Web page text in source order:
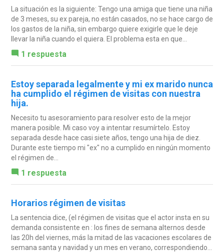
La situación es la siguiente: Tengo una amiga que tiene una niña
de 3 meses, su ex pareja, no están casados, no se hace cargo de
los gastos de la niña, sin embargo quiere exigirle que le deje
llevar la niña cuando el quiera. El problema esta en que...
1 respuesta
Estoy separada legalmente y mi ex marido nunca
ha cumplido el régimen de visitas con nuestra
hija.
Necesito tu asesoramiento para resolver esto de la mejor
manera posible. Mi caso voy a intentar resumírtelo. Estoy
separada desde hace casi siete años, tengo una hija de diez.
Durante este tiempo mi "ex" no a cumplido en ningún momento
el régimen de...
1 respuesta
Horarios régimen de visitas
La sentencia dice, (el régimen de visitas que el actor insta en su
demanda consistente en : los fines de semana alternos desde
las 20h del viernes, más la mitad de las vacaciones escolares de
semana santa y navidad y un mes en verano, correspondiendo...